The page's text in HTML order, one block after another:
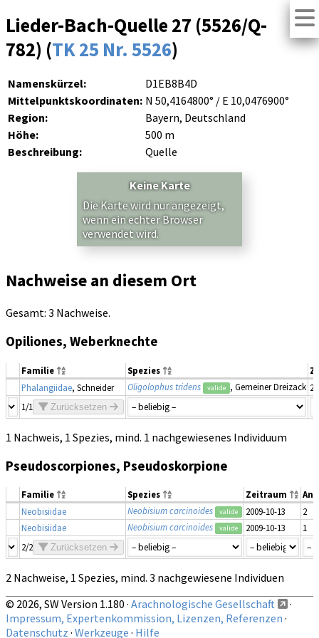
Lieder-Bach-Quelle 27 (5526/Q-
782) (TK 25 Nr. 5526)
Namenskürzel:
D1EB8B4D
Mittelpunktskoordinaten: N 50,4164800° / E 10,0476900°
Region:
Bayern, Deutschland
Höhe:
500 m
Beschreibung:
Quelle
Keine Karte
Die Karte wird nur angezeigt,
wenn ein echter Browser
verwendet wird.
Nachweise an diesem Ort
Gesamt: 3 Nachweise.
Opiliones, Weberknechte
Familie Spezies
Phalangiidae, Schneider Oligolophus tridens valide , Gemeiner Dreizack
1/1
Zurücksetzen
1 Nachweis, 1 Spezies, mind. 1 nachgewiesenes Individuum
Pseudoscorpiones, Pseudoskorpione
Familie Spezies Zeitraum
Neobisiidae
Neobisium carcinoides valide 2009-10-13
2
Neobisiidae
Neobisium carcinoides valide 2009-10-13
1
2/2
Zurücksetzen
2 Nachweise, 1 Spezies, mind. 3 nachgewiesene Individuen
© 2026, SW Version 1.180 · Arachnologische Gesellschaft
·
Impressum, Expertenkommission, Lizenzen, Referenzen ·
Datenschutz · Werkzeuge · Hilfe